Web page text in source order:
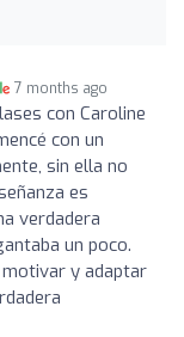
7 months ago
con Caroline
con un
sin ella no
es
verdadera
un poco.
motivar y adaptar